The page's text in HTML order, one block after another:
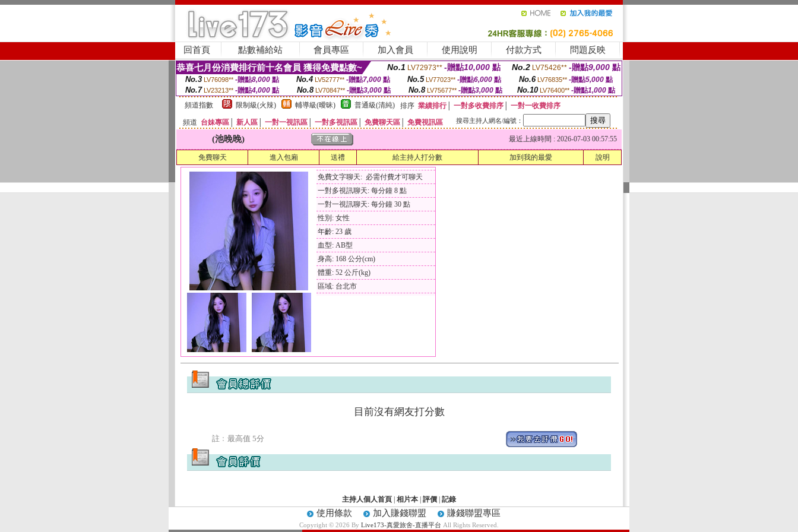
回首頁 點數補給站 會員專區 加入會員 使用說明 付款方式 問題反映
恭喜七月份消費排行前十名會員 獲得免費點數~ No.1 LV72973** -贈點10,000 點 No.2 LV75426** -贈點9,000 點
No.3 LV76098** -贈點8,000點 No.4 LV52777** -贈點7,000點 No.5 LV77023** -贈點6,000點 No.6 LV76835** -贈點5,000點
No.7 LV23213** -贈點4,000 點 No.8 LV70847** -贈點3,000 點 No.8 LV75677** -贈點3,000點 No.10 LV76400** -贈點1,000 點
頻道指數
限制級(火辣) 輔導級(曖昧) 普通級(清純) 排序 業績排行│ 一對多收費排序
一對一收費排序
頻道 台妹專區 新人區 一對一視訊區 一對多視訊區 免費聊天區 免費視訊區 搜尋主持人網名/編號：
(池晚晚) 最近上線時間 : 2026-07-03 00:57:55
免費聊天 進入包廂 送禮 給主持人打分數 加到我的最愛 說明
免費文字聊天: 必需付費才可聊天
一對多視訊聊天: 每分鐘 8 點
一對一視訊聊天: 每分鐘 30 點
性別: 女性
年齡: 23 歲
血型: AB型
身高: 168 公分(cm)
體重: 52 公斤(kg)
區域: 台北市
目前沒有網友打分數
註﹕最高值 5分
主持人個人首頁 相片本 評價 記錄
使用條款 加入賺錢聯盟 賺錢聯盟專區
Copyright © 2026 By Live173-真愛旅舍-直播平台 All Rights Reserved.